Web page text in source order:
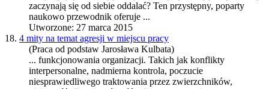
zaczynają się od siebie oddalać? Ten przystępny, poparty
naukowo przewodnik oferuje ...
Utworzone: 27 marca 2015
18. 4 mity na temat agresji w miejscu pracy
(Praca od podstaw Jarosława Kulbata)
... funkcjonowania organizacji. Takich jak konflikty
interpersonalne, nadmierna kontrola, poczucie
niesprawiedliwego traktowania przez zwierzchników,